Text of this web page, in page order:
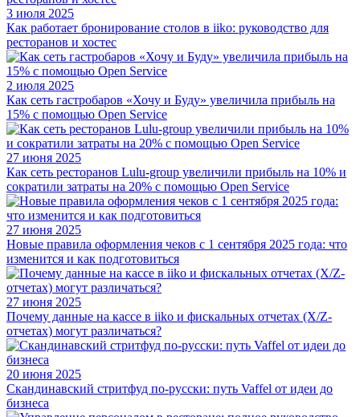
3 июля 2025
Как работает бронирование столов в iiko: руководство для
ресторанов и хостес
2 июля 2025
Как сеть гастробаров «Хочу и Буду» увеличила прибыль на
15% с помощью Open Service
27 июня 2025
Как сеть ресторанов Lulu-group увеличили прибыль на 10% и
сократили затраты на 20% с помощью Open Service
27 июня 2025
Новые правила оформления чеков с 1 сентября 2025 года: что
изменится и как подготовиться
27 июня 2025
Почему данные на кассе в iiko и фискальных отчетах (X/Z-
отчетах) могут различаться?
20 июня 2025
Скандинавский стритфуд по-русски: путь Vaffel от идеи до
бизнеса